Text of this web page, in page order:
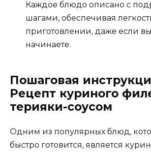
Каждое блюдо описано с
шагами, обеспечивая
приготовлении, даже если
начинаете.
Пошаговая
Рецепт куриного
терияки-соусом
Одним из популярных блюд,
быстро готовится, является